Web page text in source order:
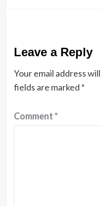
Leave a Reply
Your email address
fields are marked *
Comment*